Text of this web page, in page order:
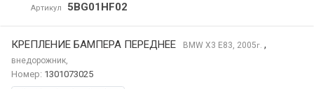
Артикул 5BG01HF02
КРЕПЛЕНИЕ БАМПЕРА ПЕРЕДНЕЕ BMW X3 E83, 2005г. ,
внедорожник,
Номер: 1301073025